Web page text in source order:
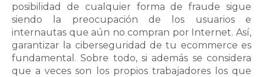
posibilidad de cualquier forma de fraude sigue
siendo la preocupación de los usuarios e
internautas que aún no compran por Internet. Así,
garantizar la ciberseguridad de tu ecommerce es
fundamental. Sobre todo, si además se considera
que a veces son los propios trabajadores los que